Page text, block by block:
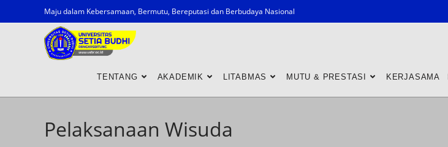
Maju dalam Kebersamaan, Bermutu, Bereputasi dan Berbudaya Nasional
TENTANG AKADEMIK LITABMAS MUTU & PRESTASI KERJASAMA
Pelaksanaan Wisuda